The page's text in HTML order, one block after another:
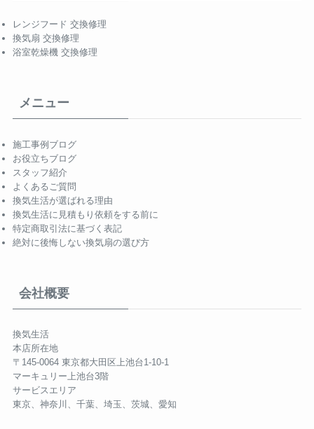
レンジフード 交換修理
換気扇 交換修理
浴室乾燥機 交換修理
メニュー
施工事例ブログ
お役立ちブログ
スタッフ紹介
よくあるご質問
換気生活が選ばれる理由
換気生活に見積もり依頼をする前に
特定商取引法に基づく表記
絶対に後悔しない換気扇の選び方
会社概要
換気生活
本店所在地
〒145-0064 東京都大田区上池台1-10-1
マーキュリー上池台3階
サービスエリア
東京、神奈川、千葉、埼玉、茨城、愛知